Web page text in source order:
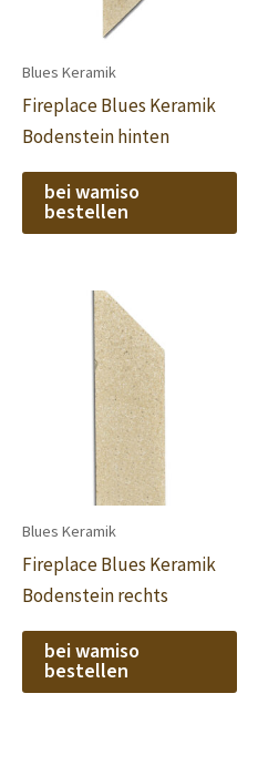
Blues Keramik
Fireplace Blues Keramik
Bodenstein hinten
bei wamiso
bestellen
Blues Keramik
Fireplace Blues Keramik
Bodenstein rechts
bei wamiso
bestellen